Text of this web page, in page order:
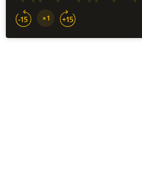
×1